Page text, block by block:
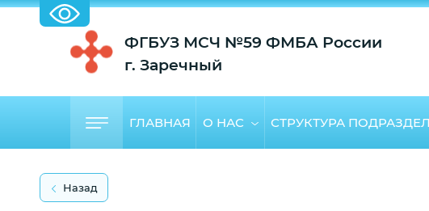
ФГБУЗ МСЧ №59 ФМБА России
г. Заречный
ГЛАВНАЯ О НАС СТРУКТУРА
Назад